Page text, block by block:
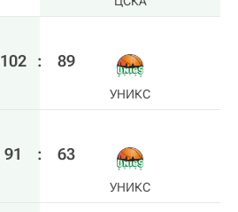
102 : 89
УНИКС
91 : 63
УНИКС